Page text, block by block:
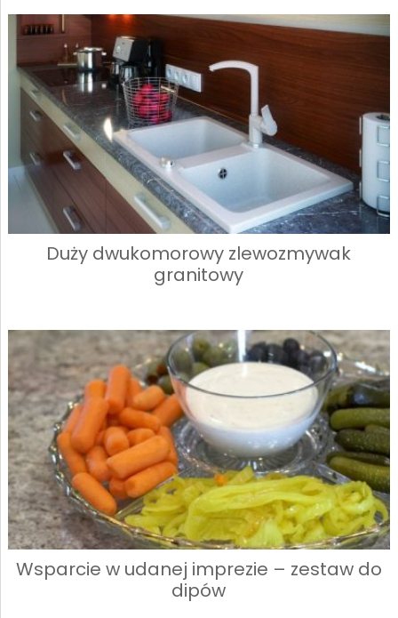
Duży dwukomorowy zlewozmywak
granitowy
Wsparcie w udanej imprezie – zestaw do
dipów